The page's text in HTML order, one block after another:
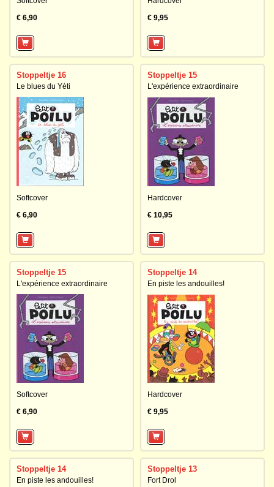
€ 6,90
€ 9,95
Stoppeltje 16
Le blues du Yéti
Softcover
€ 6,90
Stoppeltje 15
L'expérience extraordinaire
Hardcover
€ 10,95
Stoppeltje 15
L'expérience extraordinaire
Softcover
€ 6,90
Stoppeltje 14
En piste les andouilles!
Hardcover
€ 9,95
Stoppeltje 14
En piste les andouilles!
Stoppeltje 13
Fort Drol